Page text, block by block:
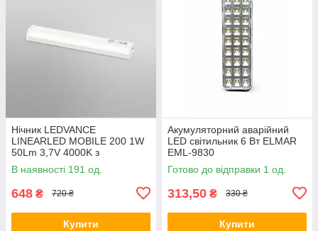
Нічник LEDVANCE
LINEARLED MOBILE 200 1W
50Lm 3,7V 4000K з
аккумулятором
(4058075610484)
В наявності 191 од.
648 ₴ 720 ₴
Купити
Акумуляторний аварійний
LED світильник 6 Вт ELMAR
EML-9830
Готово до відправки 1 од.
313,50 ₴ 330 ₴
Купити